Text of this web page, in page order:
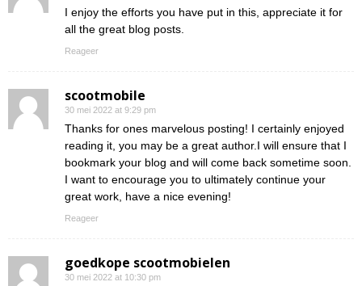
I enjoy the efforts you have put in this, appreciate it for
all the great blog posts.
Reageer
scootmobile
30 mei 2022 at 9:29 pm
Thanks for ones marvelous posting! I certainly enjoyed
reading it, you may be a great author.I will ensure that I
bookmark your blog and will come back sometime soon.
I want to encourage you to ultimately continue your
great work, have a nice evening!
Reageer
goedkope scootmobielen
30 mei 2022 at 10:30 pm